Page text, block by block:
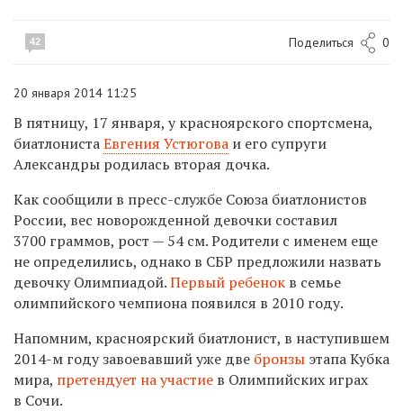
42 Поделиться 0
20 января 2014 11:25
В пятницу, 17 января, у красноярского спортсмена,
биатлонистаЕвгения Устюгова и его супруги
Александры родилась вторая дочка.
Как сообщили в пресс-службе Союза биатлонистов
России, вес новорожденной девочки составил
3700 граммов, рост — 54 см. Родители с именем еще
не определились, однако в СБР предложили назвать
девочку Олимпиадой.Первый ребенок в семье
олимпийского чемпиона появился в 2010 году.
Напомним, красноярский биатлонист, в наступившем
2014-м году завоевавший уже две бронзы этапа Кубка
мира, претендует на участие в Олимпийских играх
в Сочи.